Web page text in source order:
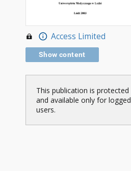
Access Limited
Show content
This publication is protected
and available only for logged
users.